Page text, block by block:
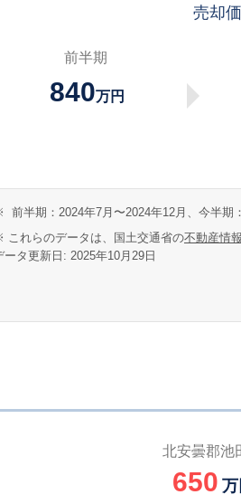
売却
前半期
840万円
前半期：2024年7月〜2024年12月、今半期
これらのデータは、国土交通省の不動産情
ータ更新日: 2025年10月29日
北安曇郡池
650 万